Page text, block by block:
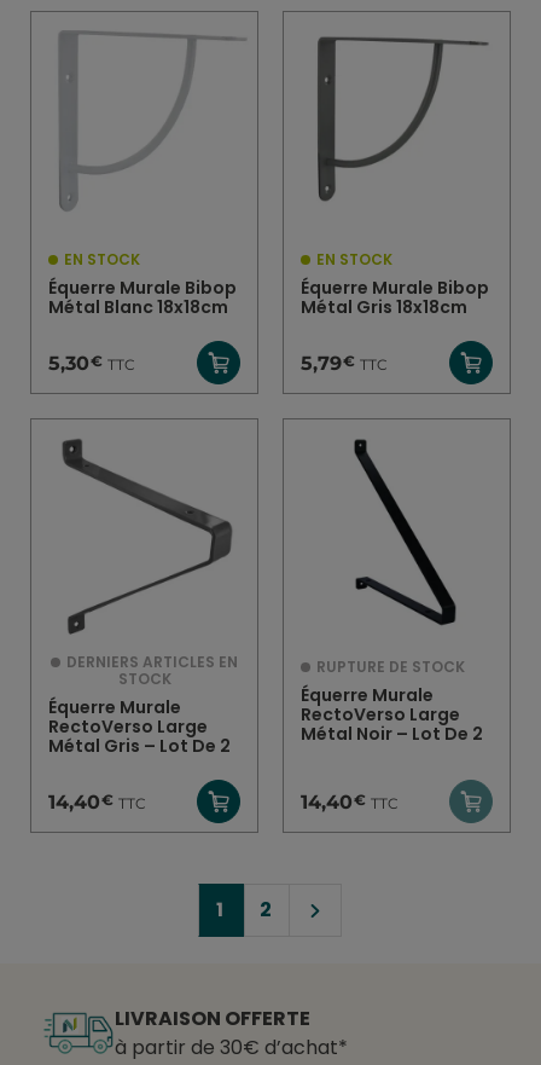
EN STOCK
Équerre Murale Bibop
Métal Blanc 18x18cm
5,30€ TTC
EN STOCK
Équerre Murale Bibop
Métal Gris 18x18cm
5,79€ TTC
DERNIERS ARTICLES EN
STOCK
Équerre Murale
RectoVerso Large
Métal Gris – Lot De 2
14,40€ TTC
RUPTURE DE STOCK
Équerre Murale
RectoVerso Large
Métal Noir – Lot De 2
14,40€ TTC
1 2
LIVRAISON OFFERTE
à partir de 30€ d’achat*